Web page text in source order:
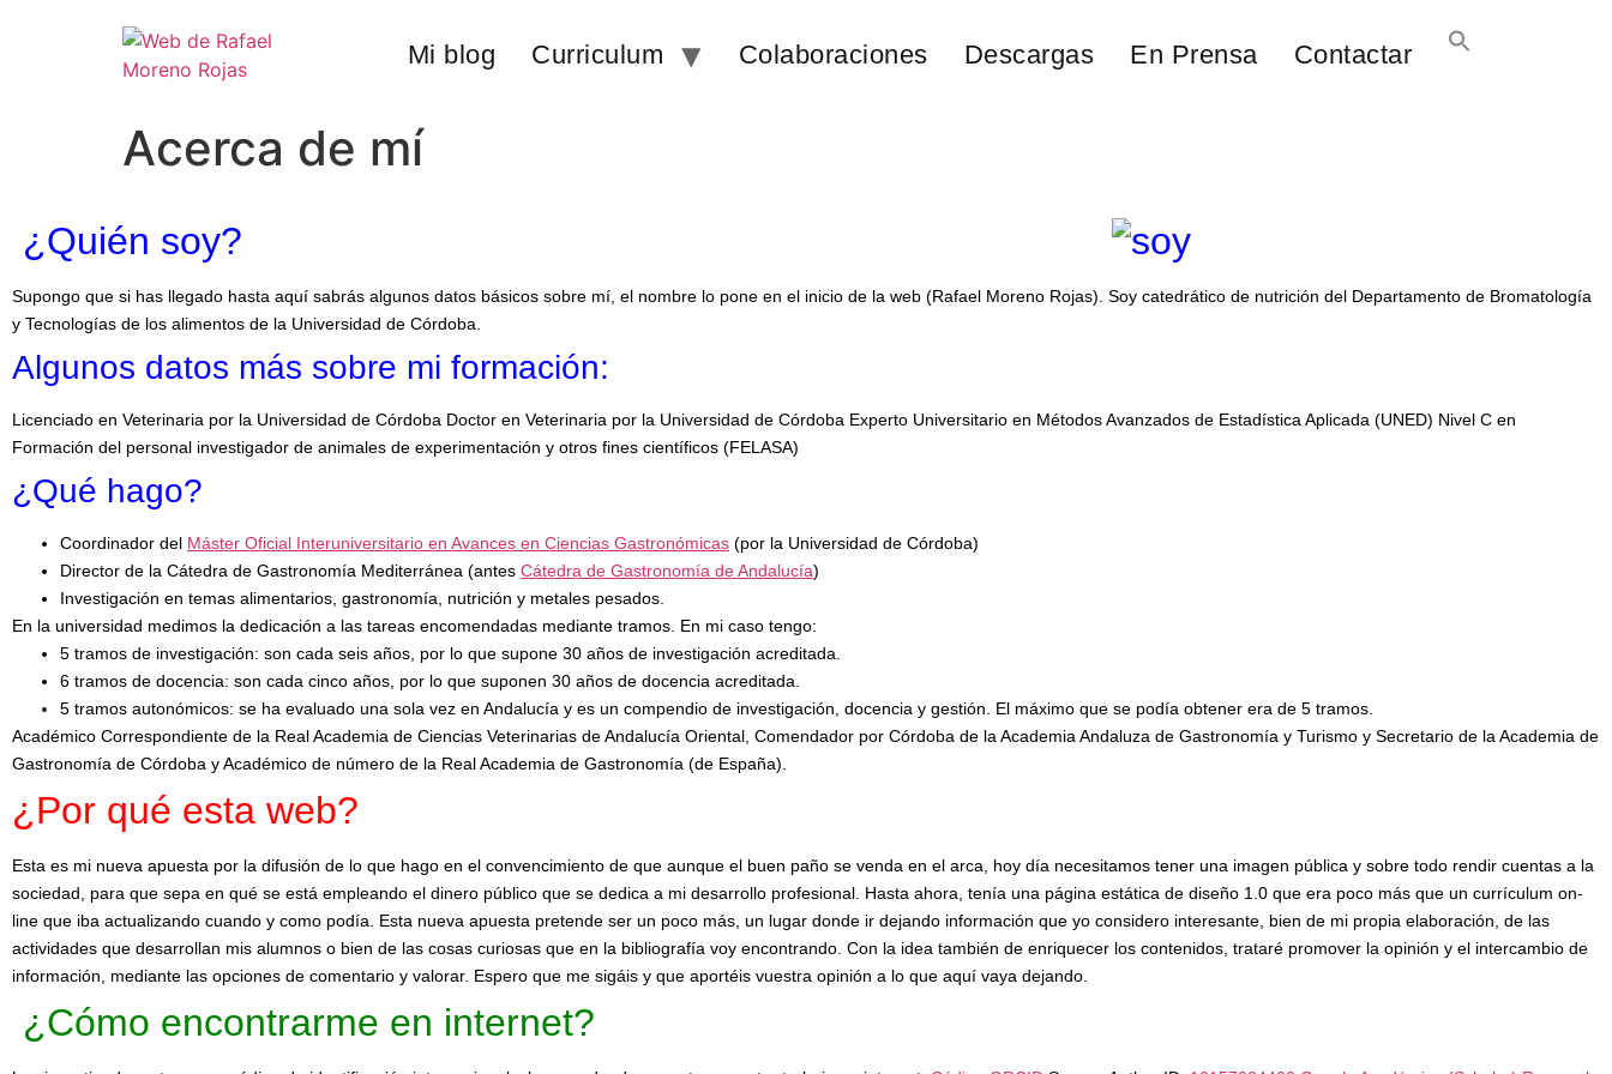
Mi blog Curriculum Colaboraciones Descargas En Prensa Contactar
Acerca de mí
¿Quién soy?
Supongo que si has llegado hasta aquí sabrás algunos datos básicos sobre mí, el nombre lo pone en el inicio de la web (Rafael Moreno Rojas). Soy catedrático de nutrición del Departamento de Bromatología
y Tecnologías de los alimentos de la Universidad de Córdoba.
Algunos datos más sobre mi formación:
Licenciado en Veterinaria por la Universidad de Córdoba Doctor en Veterinaria por la Universidad de Córdoba Experto Universitario en Métodos Avanzados de Estadística Aplicada (UNED) Nivel C en
Formación del personal investigador de animales de experimentación y otros fines científicos (FELASA)
¿Qué hago?
Coordinador del Máster Oficial Interuniversitario en Avances en Ciencias Gastronómicas (por la Universidad de Córdoba)
Director de la Cátedra de Gastronomía Mediterránea (antes Cátedra de Gastronomía de Andalucía)
Investigación en temas alimentarios, gastronomía, nutrición y metales pesados.
En la universidad medimos la dedicación a las tareas encomendadas mediante tramos. En mi caso tengo:
5 tramos de investigación: son cada seis años, por lo que supone 30 años de investigación acreditada.
6 tramos de docencia: son cada cinco años, por lo que suponen 30 años de docencia acreditada.
5 tramos autonómicos: se ha evaluado una sola vez en Andalucía y es un compendio de investigación, docencia y gestión. El máximo que se podía obtener era de 5 tramos.
Académico Correspondiente de la Real Academia de Ciencias Veterinarias de Andalucía Oriental, Comendador por Córdoba de la Academia Andaluza de Gastronomía y Turismo y Secretario de la Academia de
Gastronomía de Córdoba y Académico de número de la Real Academia de Gastronomía (de España).
¿Por qué esta web?
Esta es mi nueva apuesta por la difusión de lo que hago en el convencimiento de que aunque el buen paño se venda en el arca, hoy día necesitamos tener una imagen pública y sobre todo rendir cuentas a la
sociedad, para que sepa en qué se está empleando el dinero público que se dedica a mi desarrollo profesional. Hasta ahora, tenía una página estática de diseño 1.0 que era poco más que un currículum on-
line que iba actualizando cuando y como podía. Esta nueva apuesta pretende ser un poco más, un lugar donde ir dejando información que yo considero interesante, bien de mi propia elaboración, de las
actividades que desarrollan mis alumnos o bien de las cosas curiosas que en la bibliografía voy encontrando. Con la idea también de enriquecer los contenidos, trataré promover la opinión y el intercambio de
información, mediante las opciones de comentario y valorar. Espero que me sigáis y que aportéis vuestra opinión a lo que aquí vaya dejando.
¿Cómo encontrarme en internet?